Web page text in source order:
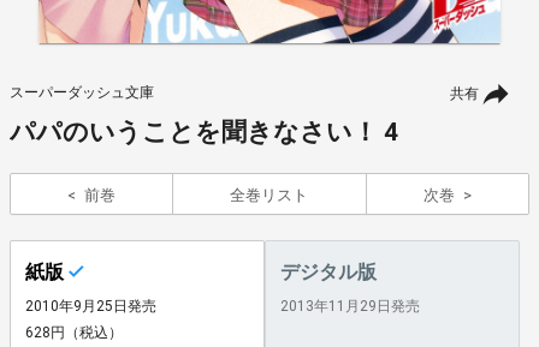
共有
スーパーダッシュ文庫
パパのいうことを聞きなさい！ 4
前巻 全巻リスト 次巻
紙版
2010年9月25日発売
628円（税込）
デジタル版
2013年11月29日発売